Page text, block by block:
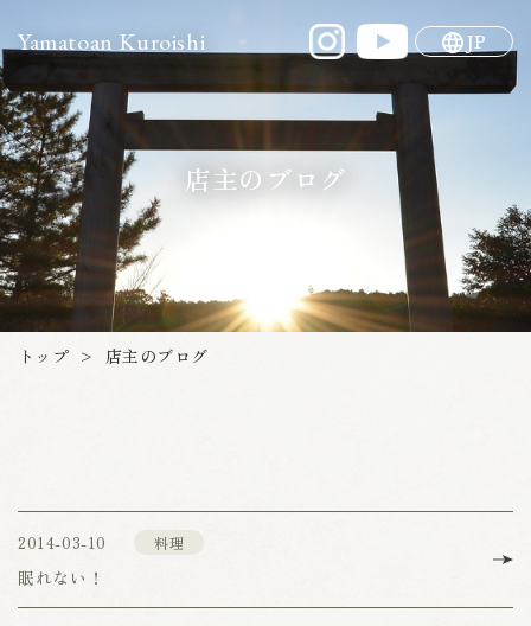
Yamatoan Kuroishi JP
店主のブログ
トップ > 店主のブログ
2014-03-10 料理
眠れない！